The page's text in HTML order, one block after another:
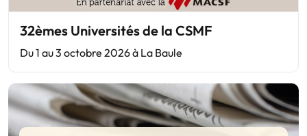
32èmes Universités de la CSMF
Du 1 au 3 octobre 2026 à La Baule